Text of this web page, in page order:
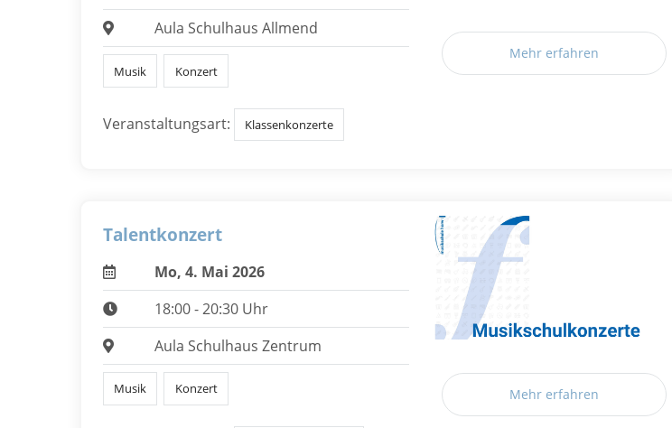
Aula Schulhaus Allmend
Musik Konzert
Veranstaltungsart: Klassenkonzerte
Mehr erfahren
Talentkonzert
Mo, 4. Mai 2026
18:00 - 20:30 Uhr
Aula Schulhaus Zentrum
Musik Konzert Mehr erfahren